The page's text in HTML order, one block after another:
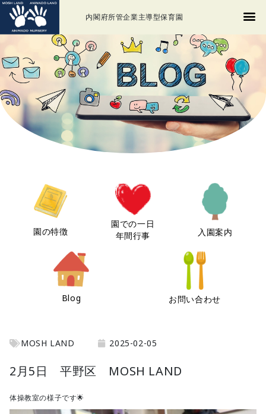
内閣府所管企業主導型保育園
園の特徴
園での一日
年間行事
入園案内
Blog お問い合わせ
MOSH LAND 2025-02-05
2月5日 平野区 MOSH LAND
体操教室の様子です🌟